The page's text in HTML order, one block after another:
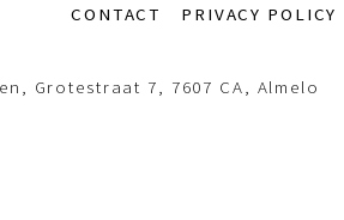
CONTACT PRIVACY POLICY
Grotestraat 7, 7607 CA, Almelo